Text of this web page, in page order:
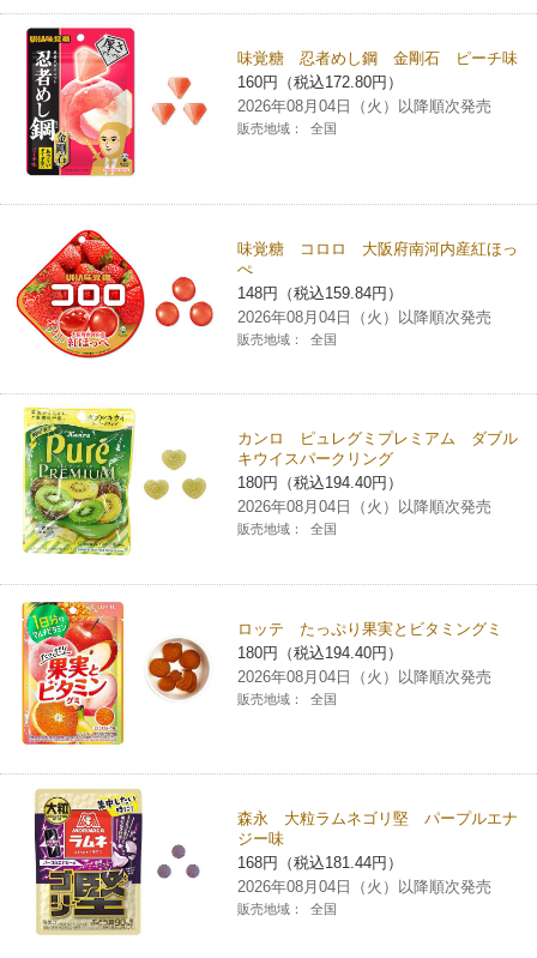
味覚糖 忍者めし鋼 金剛石 ピーチ味
160円（税込172.80円）
2026年08月04日（火）以降順次発売
販売地域： 全国
味覚糖 コロロ 大阪府南河内産紅ほっ
ぺ
148円（税込159.84円）
2026年08月04日（火）以降順次発売
販売地域： 全国
カンロ ピュレグミプレミアム ダブル
キウイスパークリング
180円（税込194.40円）
2026年08月04日（火）以降順次発売
販売地域： 全国
ロッテ たっぷり果実とビタミングミ
180円（税込194.40円）
2026年08月04日（火）以降順次発売
販売地域： 全国
森永 大粒ラムネゴリ堅 パープルエナ
ジー味
168円（税込181.44円）
2026年08月04日（火）以降順次発売
販売地域： 全国